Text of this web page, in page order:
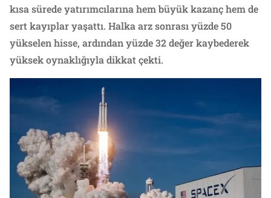
kısa sürede yatırımcılarına hem büyük kazanç hem de
sert kayıplar yaşattı. Halka arz sonrası yüzde 50
yükselen hisse, ardından yüzde 32 değer kaybederek
yüksek oynaklığıyla dikkat çekti.